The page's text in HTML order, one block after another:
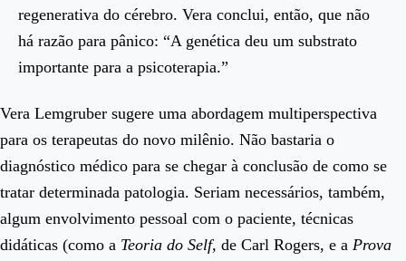
regenerativa do cérebro. Vera conclui, então, que não
há razão para pânico: “A genética deu um substrato
importante para a psicoterapia.”
Vera Lemgruber sugere uma abordagem multiperspectiva
para os terapeutas do novo milênio. Não bastaria o
diagnóstico médico para se chegar à conclusão de como se
tratar determinada patologia. Seriam necessários, também,
algum envolvimento pessoal com o paciente, técnicas
didáticas (como a Teoria do Self, de Carl Rogers, e a Prova